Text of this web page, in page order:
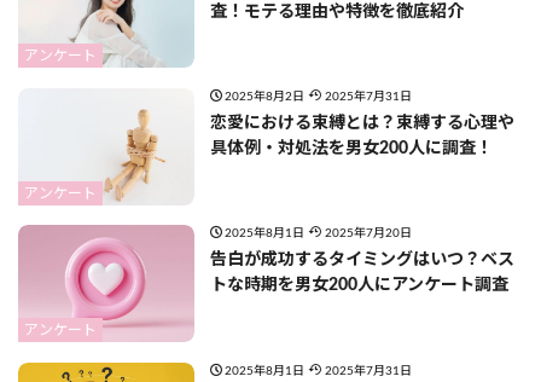
アンケート
査！モテる理由や特徴を徹底紹介
アンケート
2025年8月2日 2025年7月31日
恋愛における束縛とは？束縛する心理や
具体例・対処法を男女200人に調査！
アンケート
2025年8月1日 2025年7月20日
告白が成功するタイミングはいつ？ベス
トな時期を男女200人にアンケート調査
2025年8月1日 2025年7月31日